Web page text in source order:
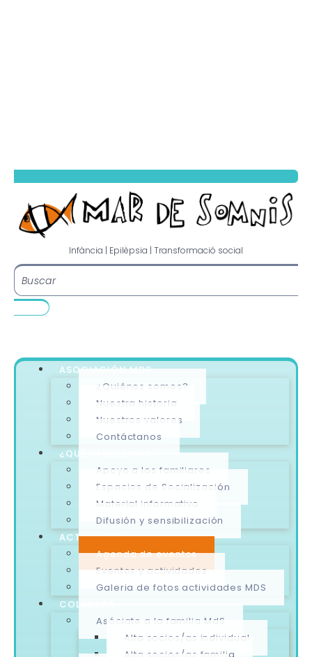
Infància | Epilèpsia | Transformació social
ASOCIACIÓN MDS
¿Quiénes somos?
Nuestra historia
Nuestros valores
Contáctanos
¿QUÉ OFRECEMOS?
Apoyo a los familiares
Espacios de Socialización
Material informativo
Difusión y sensibilización
ACTIVIDADES
Agenda de eventos
Eventos y actividades
Galeria de fotos actividades MDS
COLABORA
Asóciate a la familia MdS
Alta socios/as individual